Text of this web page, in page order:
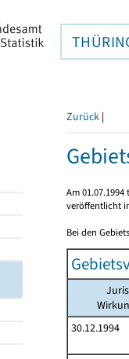
Zurück |
Am
veröffentlicht
Bei den
30.12.1994